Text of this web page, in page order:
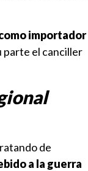
importador
parte el canciller
de
a la guerra